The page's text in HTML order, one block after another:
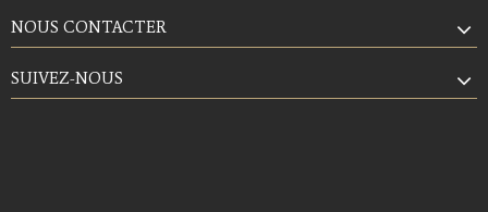
NOUS CONTACTER
SUIVEZ-NOUS